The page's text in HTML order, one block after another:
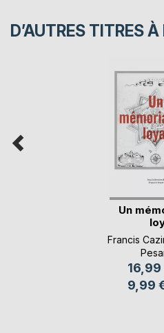
D’AUTRES TITRES
Un
Francis
16,99
9,99